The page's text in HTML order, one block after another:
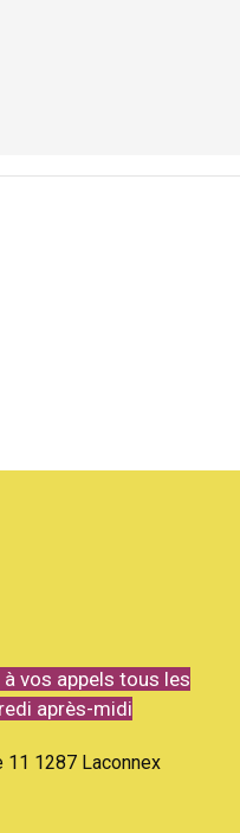
vos appels tous les
après-midi
11 1287 Laconnex